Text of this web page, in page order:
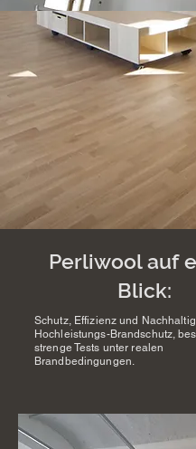
Perliwool auf
Blick:
Schutz, Effizienz und
Hochleistungs-Brandschutz,
strenge Tests unter realen
Brandbedingungen.